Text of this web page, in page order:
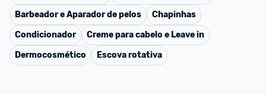
Barbeador e Aparador de pelos
Chapinhas
Condicionador
Creme para cabelo e Leave in
Dermocosmético
Escova rotativa